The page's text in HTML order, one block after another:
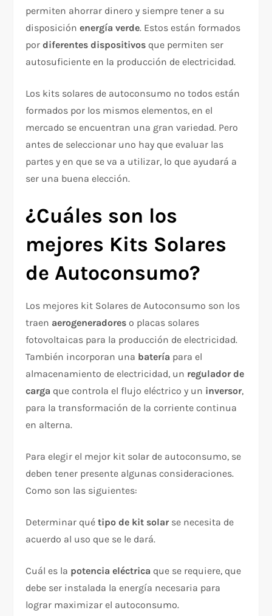
permiten ahorrar dinero y siempre tener a su
disposiciónenergía verde. Estos están formados
pordiferentes dispositivos que permiten ser
autosuficiente en la producción de electricidad.
Los kits solares de autoconsumo no todos están
formados por los mismos elementos, en el
mercado se encuentran una gran variedad. Pero
antes de seleccionar uno hay que evaluar las
partes y en que se va a utilizar, lo que ayudará a
ser una buena elección.
¿Cuáles son los
mejores Kits Solares
de Autoconsumo?
Los mejores kit Solares de Autoconsumo son los
traen aerogeneradoreso placas solares
fotovoltaicas para la producción de electricidad.
También incorporan una batería para el
almacenamiento de electricidad, un regulador de
carga que controla el flujo eléctrico y un inversor,
para la transformación de la corriente continua
en alterna.
Para elegir el mejor kit solar de autoconsumo, se
deben tener presente algunas consideraciones.
Como son las siguientes:
Determinar quétipo de kit solarse necesita de
acuerdo al uso que se le dará.
Cuál es la potencia eléctrica que se requiere, que
debe ser instalada la energía necesaria para
lograr maximizar el autoconsumo.